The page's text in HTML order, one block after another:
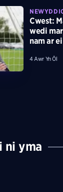
Cwest:
wedi
nam ar
4 Awr Yn Ôl
ni yma